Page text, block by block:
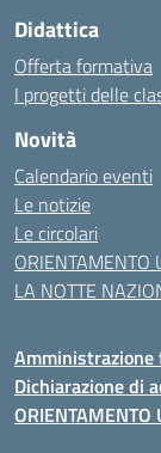
Didattica
Offerta formativa
I progetti delle
Novità
Calendario eventi
Le notizie
Le circolari
ORIENTAMENTO
LA NOTTE
Dichiarazione di
ORIENTAMENTO